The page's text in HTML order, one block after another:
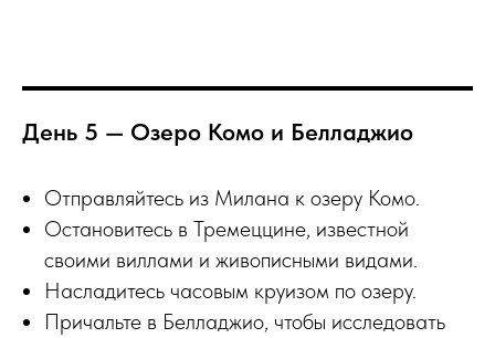
День 5 — Озеро Комо и Белладжио
Отправляйтесь из Милана к озеру Комо.
Остановитесь в Тремеццине, известной
своими виллами и живописными видами.
Насладитесь часовым круизом по озеру.
Причальте в Белладжио, чтобы исследовать